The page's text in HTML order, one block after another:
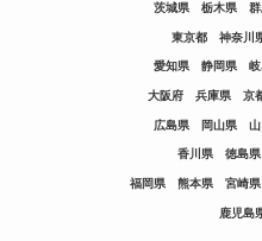
茨城県 栃木県
東京都 神奈川
愛知県 静岡県
大阪府 兵庫県 京
広島県 岡山県
香川県 徳島県
福岡県 熊本県 宮崎県
鹿児島